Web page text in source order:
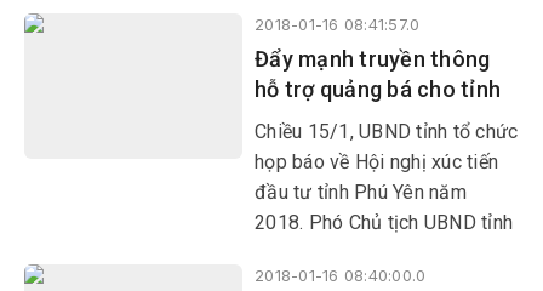
2018-01-16 08:41:57.0
Đẩy mạnh truyền thông
hỗ trợ quảng bá cho tỉnh
Chiều 15/1, UBND tỉnh tổ chức
họp báo về Hội nghị xúc tiến
đầu tư tỉnh Phú Yên năm
2018. Phó Chủ tịch UBND tỉnh
các sở KH-ĐT, TT-TT chủ trì
2018-01-16 08:40:00.0